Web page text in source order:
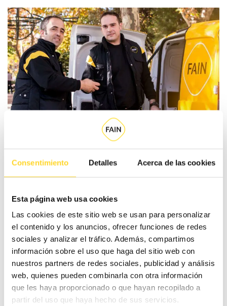
Consentimiento Detalles Acerca de las cookies
Esta página web usa cookies
Las cookies de este sitio web se usan para personalizar
el contenido y los anuncios, ofrecer funciones de redes
sociales y analizar el tráfico. Además, compartimos
información sobre el uso que haga del sitio web con
nuestros partners de redes sociales, publicidad y análisis
web, quienes pueden combinarla con otra información
que les haya proporcionado o que hayan recopilado a
partir del uso que haya hecho de sus servicios.
AFAIN Ascensors
recordem que la seguretat és una
prioritat absoluta. Si hi ha aigua a la fossa,
avisar els professionals acreditats
amb ells i mai improvisar intervencions ni córrer riscos
innecessaris.
La prevenció salva vides i el compliment de la normativa
protegeix tant els tècnics com tots els usuaris de
l’ascensor. Recorda: l’ascensor és segur quan el maneja
qui té la formació i l’acreditació necessària. Si tens algun